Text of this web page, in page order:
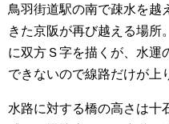
鳥羽街道駅の南で疎水を越
きた京阪が再び越える場所
に双方Ｓ字を描くが、水運
できないので線路だけが上
水路に対する橋の高さは十